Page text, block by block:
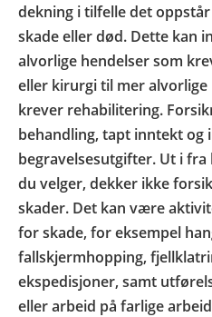
dekning i tilfelle det
skade eller død. Dette kan
alvorlige hendelser som
eller kirurgi til mer alvorlige
krever rehabilitering.
behandling, tapt inntekt og
begravelsesutgifter. Ut i
du velger, dekker ikke
skader. Det kan være
for skade, for eksempel
fallskjermhopping,
ekspedisjoner, samt
eller arbeid på farlige